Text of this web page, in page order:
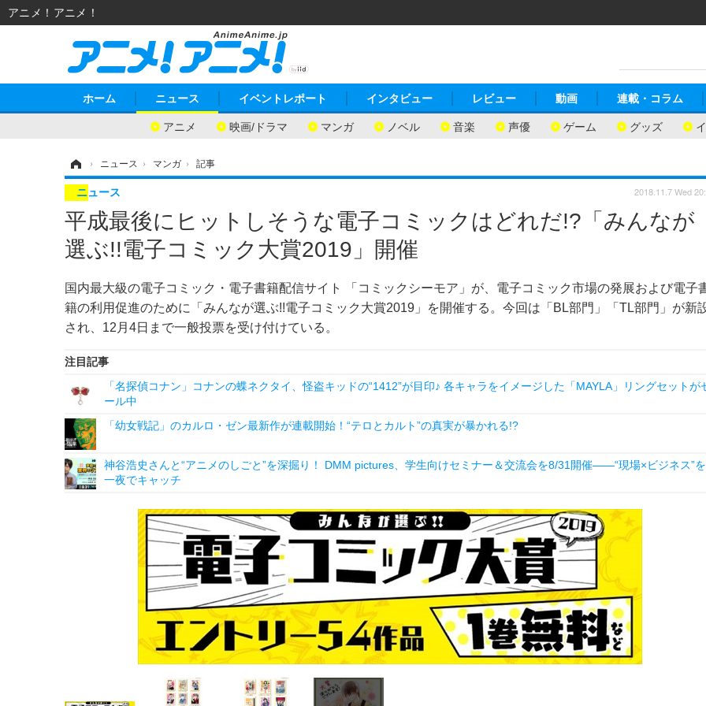
ホーム ニュース
アニメ 映画/ドラマ マンガ ノベル 音楽 声優 ゲーム グッズ
イベントレポート インタビュー レビュー 動画 連載・コラム
› ニュース › マンガ › 記事
平成最後にヒットしそうな電子コミックはどれだ!?「みんなが
選ぶ!!電子コミック大賞2019」開催
国内最大級の電子コミック・電子書籍配信サイト 「コミックシーモア」が、電子コミック市場の発展および電子
籍の利用促進のために「みんなが選ぶ!!電子コミック大賞2019」を開催する。今回は「BL部門」「TL部門」が新
され、12月4日まで一般投票を受け付けている。
ニュース 2018.11.7 Wed
注目記事
「名探偵コナン」コナンの蝶ネクタイ、怪盗キッドの“1412”が目印♪ 各キャラをイメージした「MAYLA」リングセットが
ール中
「幼女戦記」のカルロ・ゼン最新作が連載開始！“テロとカルト”の真実が暴かれる!?
神谷浩史さんと“アニメのしごと”を深掘り！ DMM pictures、学生向けセミナー＆交流会を8/31開催――“現場×ビジネス”を
一夜でキャッチ
アニメ！アニメ！